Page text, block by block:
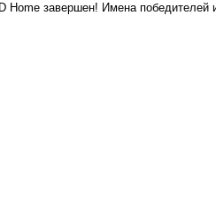
завершен! Имена победителей